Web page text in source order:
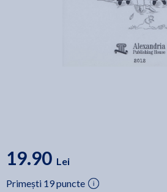
19.90 Lei
Primești 19 puncte